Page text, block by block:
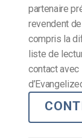
partenaire
revendent
compris la
liste de
contact